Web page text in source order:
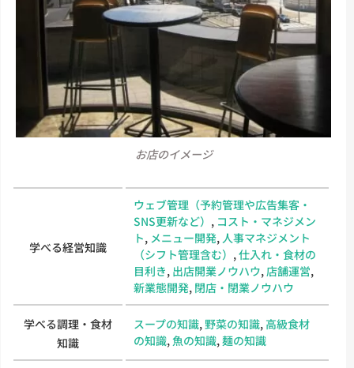
お店のイメージ
学べる経営知識
ウェブ管理（予約管理や広告集客・
SNS更新など） , コスト・マネジメン
ト, メニュー開発, 人事マネジメント
（シフト管理含む） ,仕入れ・食材の
目利き, 出店開業ノウハウ,店舗運営,
新業態開発, 閉店・閉業ノウハウ
学べる調理・食材
知識
スープの知識,野菜の知識, 高級食材
の知識,魚の知識,麺の知識